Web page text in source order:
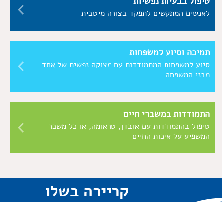
לאנשים המתקשים לתפקד בצורה מיטבית
תמיכה וסיוע למשפחות
סיוע למשפחות המתמודדות עם מצוקה נפשית של אחד
מבני המשפחה
התמודדות במשברי חיים
טיפול בהתמודדות עם אובדן, טראומה, או כל משבר
המשפיע על איכות החיים
קריירה בשלו